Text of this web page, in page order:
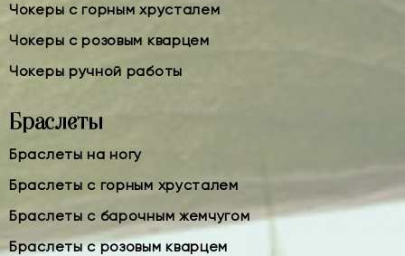
Чокеры с горным хрусталем
Чокеры с розовым кварцем
Чокеры ручной работы
Браслеты
Браслеты на ногу
Браслеты с горным хрусталем
Браслеты с барочным жемчугом
Браслеты с розовым кварцем